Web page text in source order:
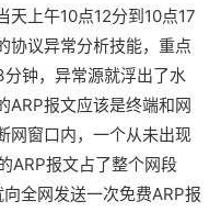
天上午10点12分到10点17
协议异常分析技能，重点
钟，异常源就浮出了水
ARP报文应该是终端和网
网窗口内，一个从未出现
ARP报文占了整个网段
全网发送一次免费ARP报